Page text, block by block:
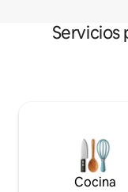
Servicios
Cocina